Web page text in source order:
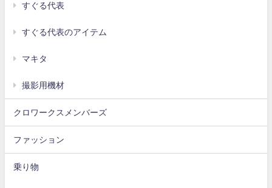
すぐる代表
すぐる代表のアイテム
マキタ
撮影用機材
クロワークスメンバーズ
ファッション
乗り物